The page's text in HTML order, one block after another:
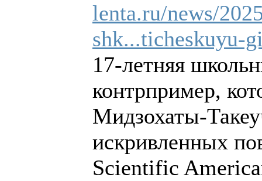
lenta.ru/news/
shk...ticheskuyu-
17-летняя
контрпример,
Мидзохаты-
искривленных
Scientific